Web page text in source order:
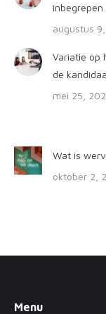
augustus
Variatie op
de
mei 25,
Wat is
oktober 2,
Menu